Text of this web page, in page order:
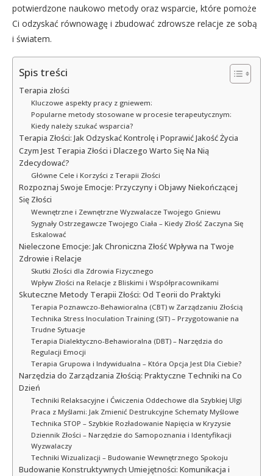
potwierdzone naukowo metody oraz wsparcie, które pomoże
Ci odzyskać równowagę i zbudować zdrowsze relacje ze sobą
i światem.
Spis treści
Terapia złości
Kluczowe aspekty pracy z gniewem:
Popularne metody stosowane w procesie terapeutycznym:
Kiedy należy szukać wsparcia?
Terapia Złości: Jak Odzyskać Kontrolę i Poprawić Jakość Życia
Czym Jest Terapia Złości i Dlaczego Warto Się Na Nią
Zdecydować?
Główne Cele i Korzyści z Terapii Złości
Rozpoznaj Swoje Emocje: Przyczyny i Objawy Niekończącej
Się Złości
Wewnętrzne i Zewnętrzne Wyzwalacze Twojego Gniewu
Sygnały Ostrzegawcze Twojego Ciała – Kiedy Złość Zaczyna Się
Eskalować
Nieleczone Emocje: Jak Chroniczna Złość Wpływa na Twoje
Zdrowie i Relacje
Skutki Złości dla Zdrowia Fizycznego
Wpływ Złości na Relacje z Bliskimi i Współpracownikami
Skuteczne Metody Terapii Złości: Od Teorii do Praktyki
Terapia Poznawczo-Behawioralna (CBT) w Zarządzaniu Złością
Technika Stress Inoculation Training (SIT) – Przygotowanie na
Trudne Sytuacje
Terapia Dialektyczno-Behawioralna (DBT) – Narzędzia do
Regulacji Emocji
Terapia Grupowa i Indywidualna – Która Opcja Jest Dla Ciebie?
Narzędzia do Zarządzania Złością: Praktyczne Techniki na Co
Dzień
Techniki Relaksacyjne i Ćwiczenia Oddechowe dla Szybkiej Ulgi
Praca z Myślami: Jak Zmienić Destrukcyjne Schematy Myślowe
Technika STOP – Szybkie Rozładowanie Napięcia w Kryzysie
Dziennik Złości – Narzędzie do Samopoznania i Identyfikacji
Wyzwalaczy
Techniki Wizualizacji – Budowanie Wewnętrznego Spokoju
Budowanie Konstruktywnych Umiejętności: Komunikacja i